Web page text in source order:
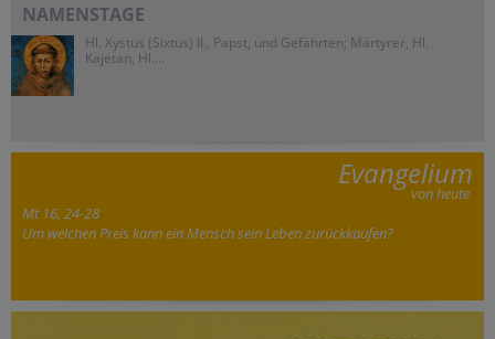
NAMENSTAGE
Hl. Xystus (Sixtus) II., Papst, und Gefährten; Märtyrer, Hl.
Kajetan, Hl....
Evangelium
von heute
Mt 16, 24-28
Um welchen Preis kann ein Mensch sein Leben zurückkaufen?